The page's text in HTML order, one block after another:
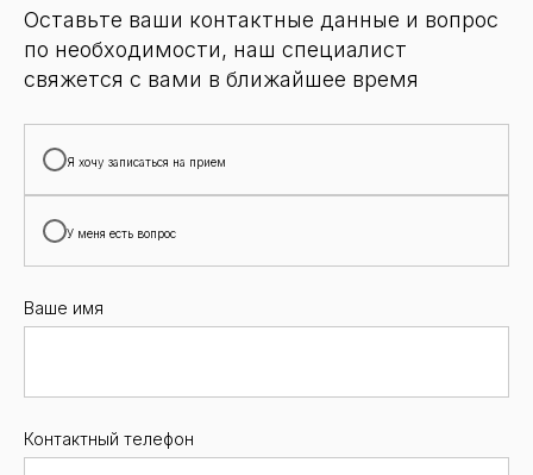
Оставьте ваши контактные данные и вопрос
по необходимости, наш специалист
свяжется с вами в ближайшее время
Я хочу записаться на прием
У меня есть вопрос
Ваше имя
Контактный телефон